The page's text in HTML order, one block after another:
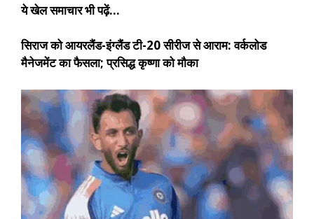
ये खेल समाचार भी पढ़ें…
सिराज को आयरलैंड-इंग्लैंड टी-20 सीरीज से आराम: वर्कलोड
मैनेजमेंट का फैसला; प्रसिद्ध कृष्णा को मौका